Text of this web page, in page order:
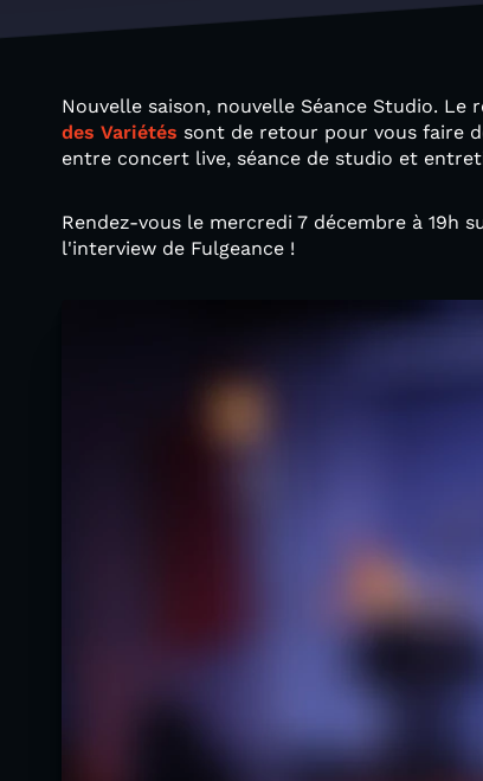
Nouvelle saison, nouvelle Séance Studio. Le
des Variétés sont de retour pour vous faire
entre concert live, séance de studio et
Rendez-vous le mercredi 7 décembre à 19h
l'interview de Fulgeance !